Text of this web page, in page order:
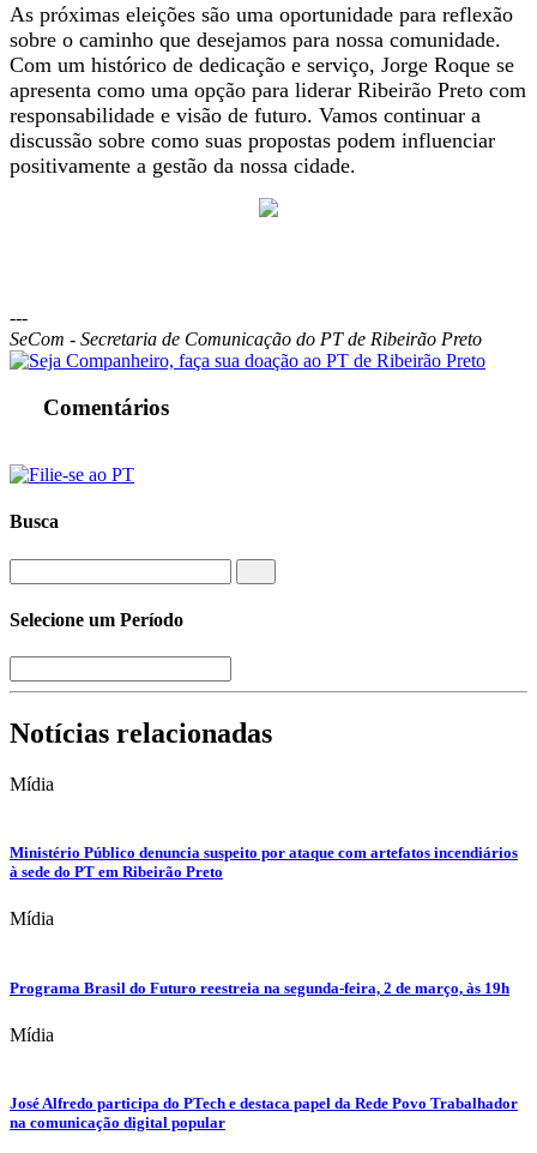
As próximas eleições são uma oportunidade para reflexão
sobre o caminho que desejamos para nossa comunidade.
Com um histórico de dedicação e serviço, Jorge Roque se
apresenta como uma opção para liderar Ribeirão Preto com
responsabilidade e visão de futuro. Vamos continuar a
discussão sobre como suas propostas podem influenciar
positivamente a gestão da nossa cidade.
---
SeCom - Secretaria de Comunicação do PT de Ribeirão Preto
Comentários
Busca
Selecione um Período
Notícias relacionadas
Mídia
Ministério Público denuncia suspeito por ataque com artefatos incendiários
à sede do PT em Ribeirão Preto
Mídia
Programa Brasil do Futuro reestreia na segunda-feira, 2 de março, às 19h
Mídia
José Alfredo participa do PTech e destaca papel da Rede Povo Trabalhador
na comunicação digital popular